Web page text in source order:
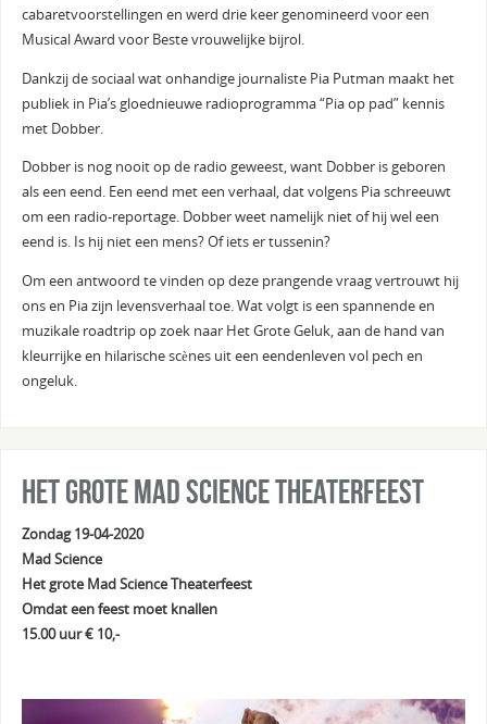
cabaretvoorstellingen en werd drie keer genomineerd voor een
Musical Award voor Beste vrouwelijke bijrol.
Dankzij de sociaal wat onhandige journaliste Pia Putman maakt het
publiek in Pia’s gloednieuwe radioprogramma “Pia op pad” kennis
met Dobber.
Dobber is nog nooit op de radio geweest, want Dobber is geboren
als een eend. Een eend met een verhaal, dat volgens Pia schreeuwt
om een radio-reportage. Dobber weet namelijk niet of hij wel een
eend is. Is hij niet een mens? Of iets er tussenin?
Om een antwoord te vinden op deze prangende vraag vertrouwt hij
ons en Pia zijn levensverhaal toe. Wat volgt is een spannende en
muzikale roadtrip op zoek naar Het Grote Geluk, aan de hand van
kleurrijke en hilarische scènes uit een eendenleven vol pech en
ongeluk.
Het grote Mad Science Theaterfeest
Zondag 19-04-2020
Mad Science
Het grote Mad Science Theaterfeest
Omdat een feest moet knallen
15.00 uur € 10,-